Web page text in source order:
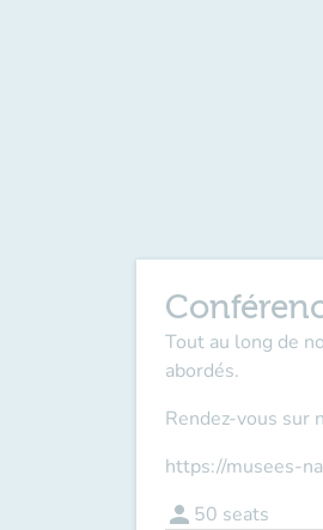
Tout au long de
abordés.
Rendez-vous sur
https://musees-
person 50 seats